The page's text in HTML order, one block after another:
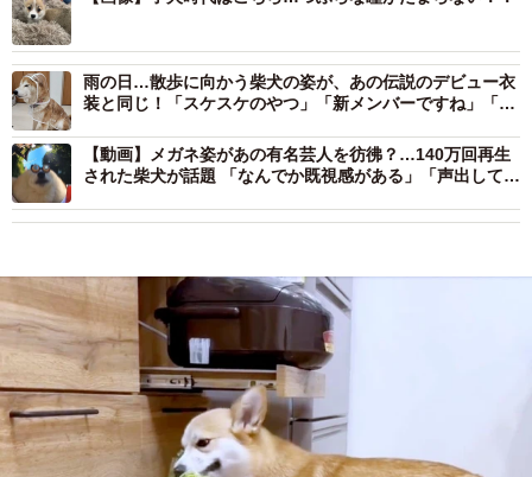
雨の日…散歩に向かう柴犬の姿が、あの伝説のデビュー衣
装と同じ！「スケスケのやつ」「新メンバーですね」「デ
【動画】メガネ姿があの有名芸人を彷彿？…140万回再生
された柴犬が話題 「なんでか既視感がある」「声出して笑